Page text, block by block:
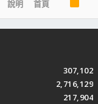
說明 首頁
S
S
307,102
2,716,129
217,904